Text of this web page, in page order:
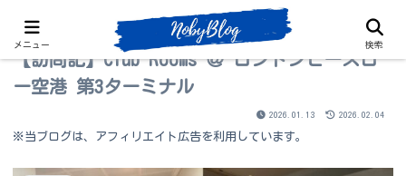
【訪問記】Club Rooms ＠ ロンドンヒースロ
ー空港 第3ターミナル
2026.01.13 2026.02.04
※当ブログは、アフィリエイト広告を利用しています。
メニュー 検索